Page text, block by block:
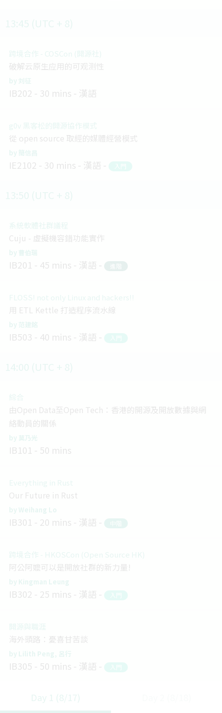
Day 1 (8/17)
跨境合作 - COSCon (開源社)
破解云原生应用的可观测性
刘征
IB202 30 mins 漢語
g0v 黑客松的開源協作模式
從 open source 取經的媒體經營模式
簡信昌
IE2102 30 mins 漢語 入門
系統軟體社群議程
Cuju - 虛擬機容錯功能實作
曹伯瑞
IB201 45 mins 漢語 進階
FLOSS! not only Linux and hackers!!
用 ETL Kettle 打造程序流水線
范建銘
IB503 40 mins 漢語 入門
綜合
由Open Data至Open Tech：香港的開源及開放數據與網
絡動員的關係
莫乃光
IB101 50 mins
Everything in Rust
Our Future in Rust
Weihang Lo
IB301 20 mins 漢語 中階
跨境合作 - HKOSCon (Open Source HK)
阿公阿嬤可以是開放社群的新力量!
Kingman Leung
IB302 25 mins 漢語 入門
開源與職涯
海外頭路：憂喜甘苦談
Lilith Peng 呂行
IB305 50 mins 漢語 入門
Blockchain and Distributed Ledger